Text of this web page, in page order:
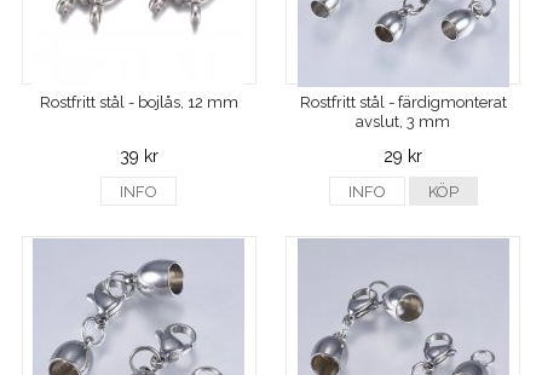
Rostfritt stål - bojlås, 12 mm
39 kr
INFO
Rostfritt stål - färdigmonterat
avslut, 3 mm
29 kr
INFO KÖP